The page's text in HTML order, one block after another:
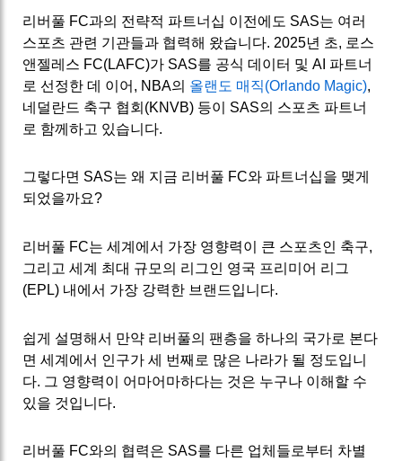
리버풀 FC과의 전략적 파트너십 이전에도 SAS는 여러
스포츠 관련 기관들과 협력해 왔습니다. 2025년 초, 로스
앤젤레스 FC(LAFC)가 SAS를 공식 데이터 및 AI 파트너
로 선정한 데 이어, NBA의 올랜도 매직(Orlando Magic),
네덜란드 축구 협회(KNVB) 등이 SAS의 스포츠 파트너
로 함께하고 있습니다.
그렇다면 SAS는 왜 지금 리버풀 FC와 파트너십을 맺게
되었을까요?
리버풀 FC는 세계에서 가장 영향력이 큰 스포츠인 축구,
그리고 세계 최대 규모의 리그인 영국 프리미어 리그
(EPL) 내에서 가장 강력한 브랜드입니다.
쉽게 설명해서 만약 리버풀의 팬층을 하나의 국가로 본다
면 세계에서 인구가 세 번째로 많은 나라가 될 정도입니
다. 그 영향력이 어마어마하다는 것은 누구나 이해할 수
있을 것입니다.
리버풀 FC와의 협력은 SAS를 다른 업체들로부터 차별